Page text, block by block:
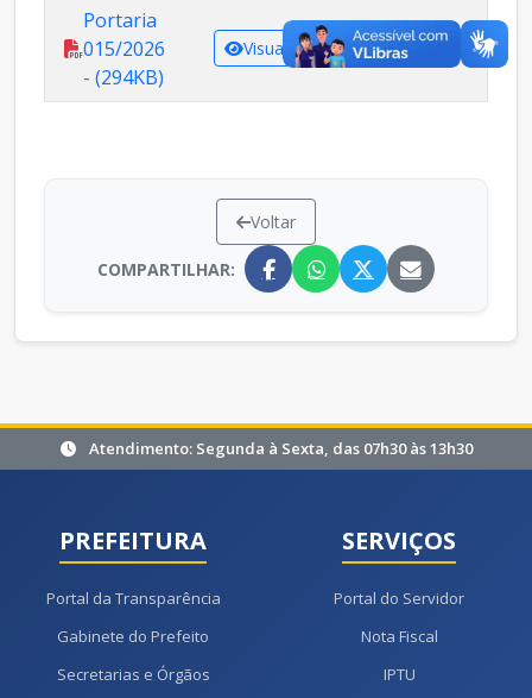
Portaria
015/2026
- (294KB)
Visualizar Baixar
Voltar
COMPARTILHAR:
Atendimento: Segunda à Sexta, das 07h30 às 13h30
PREFEITURA
Portal da Transparência
Gabinete do Prefeito
Secretarias e Órgãos
SERVIÇOS
Portal do Servidor
Nota Fiscal
IPTU